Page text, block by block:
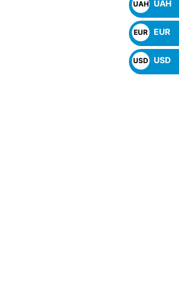
UAH
₴
UAH
EUR
€
EUR
USD
$
USD